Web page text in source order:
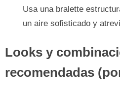
Usa una bralette
un aire sofisticado y
Looks y
recomendadas